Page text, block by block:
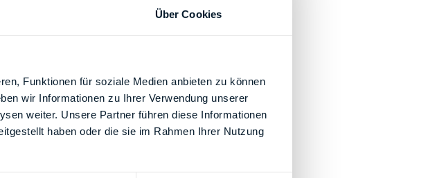
Über Cookies
Funktionen für soziale Medien anbieten zu können
wir Informationen zu Ihrer Verwendung unserer
weiter. Unsere Partner führen diese Informationen
haben oder die sie im Rahmen Ihrer Nutzung